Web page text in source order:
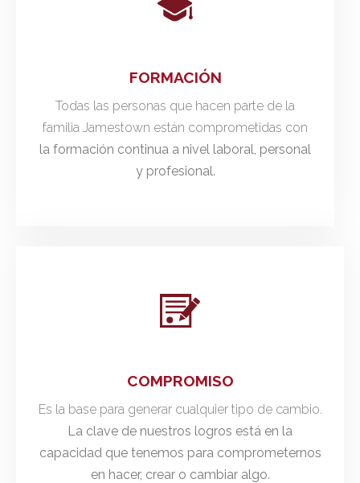
FORMACIÓN
Todas las personas que hacen parte de la
familia Jamestown están comprometidas con
la formación continua a nivel laboral, personal
y profesional.
COMPROMISO
Es la base para generar cualquier tipo de cambio.
La clave de nuestros logros está en la
capacidad que tenemos para comprometernos
en hacer, crear o cambiar algo.